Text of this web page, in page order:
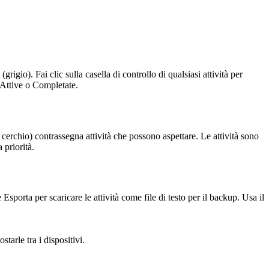
Fai clic sulla casella di controllo di qualsiasi attività per
o Completate.
contrassegna attività che possono aspettare. Le attività sono
priorità.
per scaricare le attività come file di testo per il backup. Usa il
tra i dispositivi.